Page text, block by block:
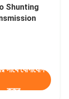
Shunting
সাথে যোগাযোগ
করুন